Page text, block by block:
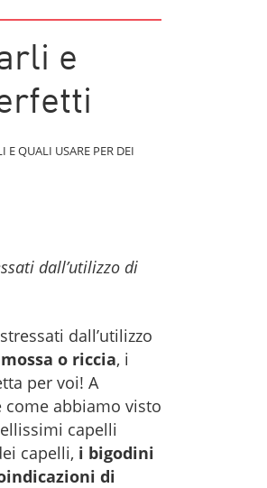
e
QUALI USARE PER DEI
dall’utilizzo di
dall’utilizzo
o riccia, i
per voi! A
come abbiamo visto
capelli
capelli, i bigodini
di